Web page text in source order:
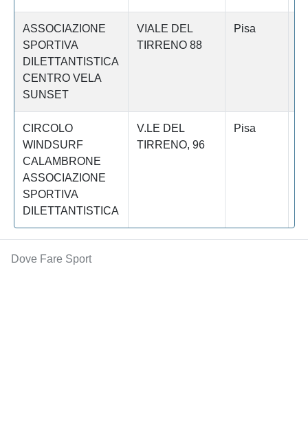
ASSOCIAZIONE
SPORTIVA
DILETTANTISTICA
CENTRO VELA
SUNSET
VIALE DEL
TIRRENO 88
Pisa
CIRCOLO
WINDSURF
CALAMBRONE
ASSOCIAZIONE
SPORTIVA
DILETTANTISTICA
V.LE DEL
TIRRENO, 96
Pisa
Dove Fare Sport